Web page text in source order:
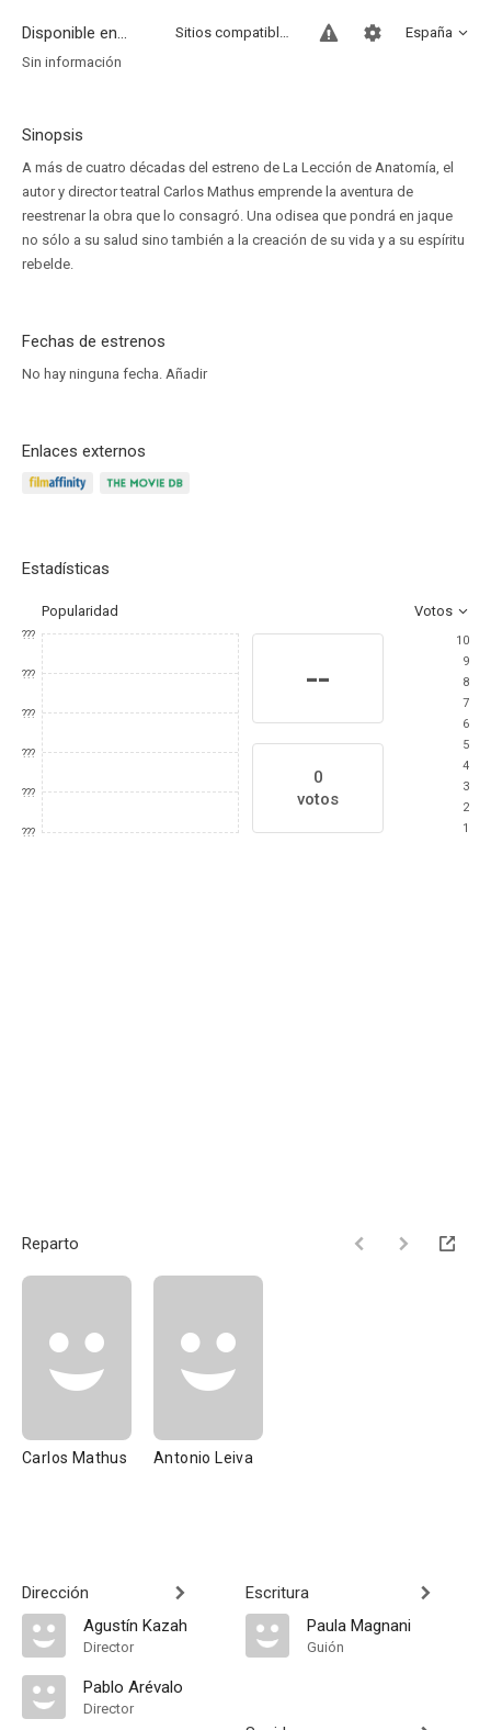
Disponible en... España
Sitios compatibles
Sin información
Sinopsis
A más de cuatro décadas del estreno de La Lección de Anatomía, el
autor y director teatral Carlos Mathus emprende la aventura de
reestrenar la obra que lo consagró. Una odisea que pondrá en jaque
no sólo a su salud sino también a la creación de su vida y a su espíritu
rebelde.
Fechas de estrenos
No hay ninguna fecha. Añadir
Enlaces externos
Estadísticas
Popularidad Votos
???
???
???
???
???
???
--
0
votos
10
9
8
7
6
5
4
3
2
1
Reparto
Carlos Mathus Antonio Leiva
Dirección
Agustín Kazah
Director
Pablo Arévalo
Director
Escritura
Paula Magnani
Guión